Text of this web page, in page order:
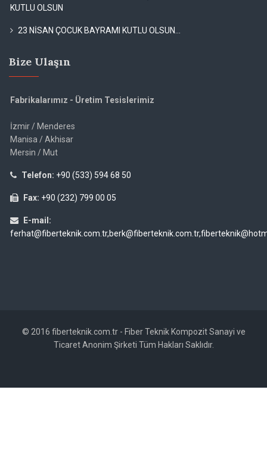
KUTLU OLSUN
23 NİSAN ÇOCUK BAYRAMI KUTLU OLSUN...
Bize Ulaşın
Fabrikalarımız - Üretim Tesislerimiz
İzmir / Menderes
Manisa / Akhisar
Mersin / Mut
Telefon: +90 (533) 594 68 50
Fax: +90 (232) 799 00 05
E-mail:
© 2016 fiberteknik.com.tr - Fiber Teknik Kompozit Sanayi ve
Ticaret Anonim Şirketi Tüm Hakları Saklıdır.